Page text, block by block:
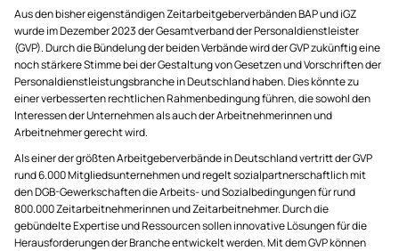
Aus den bisher eigenständigen Zeitarbeitgeberverbänden BAP und iGZ
wurde im Dezember 2023 der Gesamtverband der Personaldienstleister
(GVP). Durch die Bündelung der beiden Verbände wird der GVP zukünftig eine
noch stärkere Stimme bei der Gestaltung von Gesetzen und Vorschriften der
Personaldienstleistungsbranche in Deutschland haben. Dies könnte zu
einer verbesserten rechtlichen Rahmenbedingung führen, die sowohl den
Interessen der Unternehmen als auch der Arbeitnehmerinnen und
Arbeitnehmer gerecht wird.
Als einer der größten Arbeitgeberverbände in Deutschland vertritt der GVP
rund 6.000 Mitgliedsunternehmen und regelt sozialpartnerschaftlich mit
den DGB-Gewerkschaften die Arbeits- und Sozialbedingungen für rund
800.000 Zeitarbeitnehmerinnen und Zeitarbeitnehmer. Durch die
gebündelte Expertise und Ressourcen sollen innovative Lösungen für die
Herausforderungen der Branche entwickelt werden. Mit dem GVP können